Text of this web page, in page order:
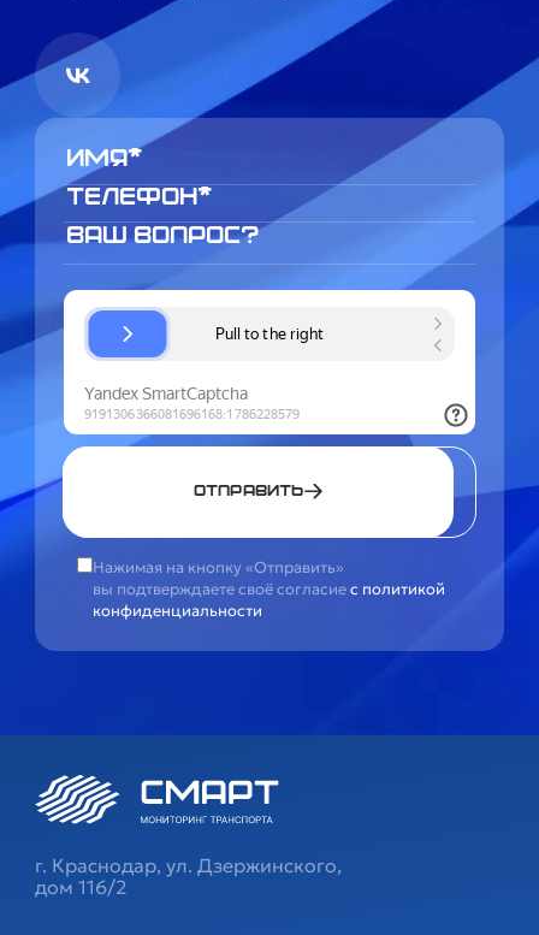
Отправить
Нажимая на кнопку «Отправить»
вы подтверждаете своё согласиес политикой
конфиденциальности
г. Краснодар, ул. Дзержинского,
дом 116/2